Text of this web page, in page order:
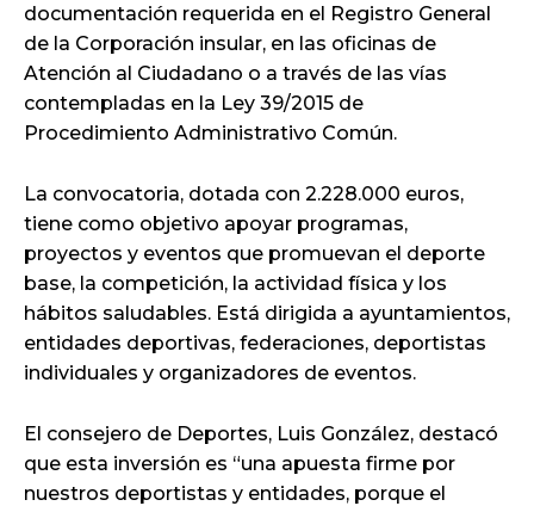
documentación requerida en el Registro General
de la Corporación insular, en las oficinas de
Atención al Ciudadano o a través de las vías
contempladas en la Ley 39/2015 de
Procedimiento Administrativo Común.
La convocatoria, dotada con 2.228.000 euros,
tiene como objetivo apoyar programas,
proyectos y eventos que promuevan el deporte
base, la competición, la actividad física y los
hábitos saludables. Está dirigida a ayuntamientos,
entidades deportivas, federaciones, deportistas
individuales y organizadores de eventos.
El consejero de Deportes, Luis González, destacó
que esta inversión es “una apuesta firme por
nuestros deportistas y entidades, porque el